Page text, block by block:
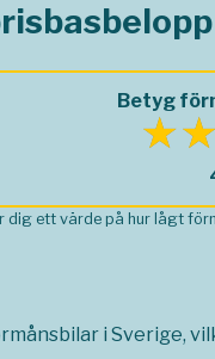
Betyg
dig ett värde på hur lågt
i Sverige,